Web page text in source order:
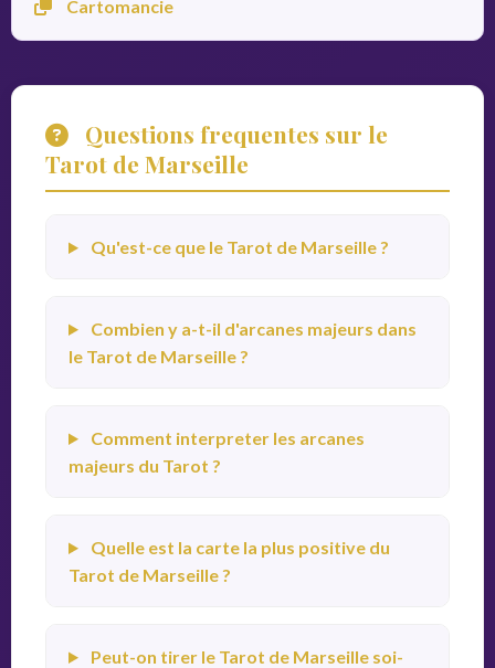
Cartomancie
Questions frequentes sur le
Tarot de Marseille
Qu'est-ce que le Tarot de Marseille ?
Combien y a-t-il d'arcanes majeurs dans
le Tarot de Marseille ?
Comment interpreter les arcanes
majeurs du Tarot ?
Quelle est la carte la plus positive du
Tarot de Marseille ?
Peut-on tirer le Tarot de Marseille soi-